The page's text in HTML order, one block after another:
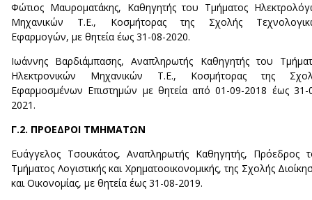
Φώτιος Μαυροματάκης, Καθηγητής του Τμήματος
Μηχανικών Τ.Ε., Κοσμήτορας της Σχολής
Εφαρμογών, με θητεία έως 31-08-2020.
Ιωάννης Βαρδιάμπασης, Αναπληρωτής Καθηγητής του
Ηλεκτρονικών Μηχανικών Τ.Ε., Κοσμήτορας της
Εφαρμοσμένων Επιστημών με θητεία από 01-09-2018 έως 31-
2021.
Γ.2. ΠΡΟΕΔΡΟΙ ΤΜΗΜΑΤΩΝ
Ευάγγελος Τσουκάτος, Αναπληρωτής Καθηγητής, Πρόεδρος
Τμήματος Λογιστικής και Χρηματοοικονομικής, της Σχολής
και Οικονομίας, με θητεία έως 31-08-2019.